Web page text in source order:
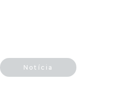
Notícia